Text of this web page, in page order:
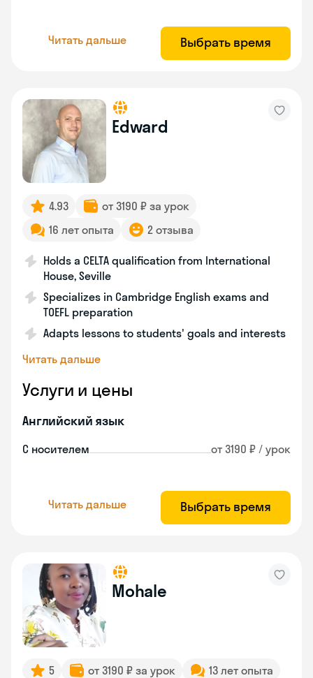
Читать дальше Выбрать время
Edward
4.93
от 3190 ₽ за урок
16 лет опыта
2 отзыва
Holds a CELTA qualification from International
House, Seville
Specializes in Cambridge English exams and
TOEFL preparation
Adapts lessons to students' goals and interests
Читать дальше
Услуги и цены
Английский язык
С носителем от 3190 ₽ / урок
Читать дальше Выбрать время
Mohale
5 от 3190 ₽ за урок 13 лет опыта